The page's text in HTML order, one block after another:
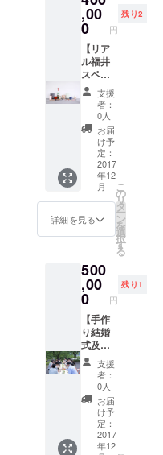
ク チラ
シ例：
イベン
ト・商
品・会
社案内
など 0
【共
通】 ※
打ち合
わせは3
回まで
としま
す。そ
れ以外
は
skype
・メー
ル等で
とりに
なりま
す。 ※
遠方の
場合は
別途交
通費・
宿泊費
が必要
となり
ます。
※混み具
合によ
り、納
期設定
するオ
ジリナ
ルお椀
セット
をお届
けしま
す。 ※
角盆、
箸置
き、汁
椀、飯
碗 各
５個 ※
お届け
まで3ケ
月程度
いただ
きま
す。 ろ
(http://r
okuros
ha.jp/)
ヤマト
工芸
（http://
yamato
kougei.
com/）
,00
0 円
残り2
【リア
ル福井
スペ
シャル
福袋】2
セット
PARK
メン
バーが
セレク
トした
福井の
素敵な
ものを
お届け
しま
井は水
に恵ま
れた自
然あふ
れる土
地柄で
す。そ
の中で
育った
農産品
を始
め、半
径１０
キロ圏
内に５
支援
者：
0人
お届
け予
定：
2017
年12
月
詳細を見る
こ
の
リ
タ
ー
ン
を
選
択
す
る
500
,00
0 円
残り1
【手作
り結婚
式及び
二次
会】
PARK
でアッ
トホー
ムな結
婚式や
二次会
支援
者：
0人
お届
け予
定：
2017
年12